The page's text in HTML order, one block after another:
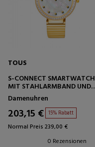
TOUS
S-CONNECT SMARTWATCH
MIT STAHLARMBAND UND
ZIRKONIA
Damenuhren
203,15 € 15% Rabatt
Normal Preis 239,00 €
0 Rezensionen